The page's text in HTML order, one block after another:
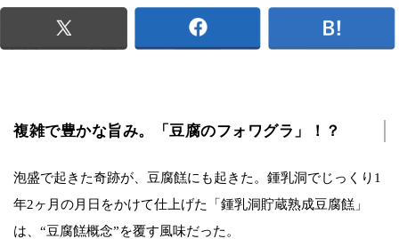
複雑で豊かな旨み。「豆腐のフォワグラ」！？
泡盛で起きた奇跡が、豆腐餻にも起きた。鍾乳洞でじっくり1
年2ヶ月の月日をかけて仕上げた「鍾乳洞貯蔵熟成豆腐餻」
は、“豆腐餻概念”を覆す風味だった。